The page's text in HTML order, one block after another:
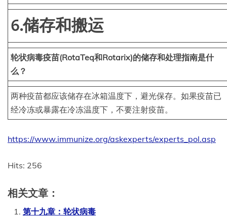
6.储存和搬运
轮状病毒疫苗(RotaTeq和Rotarix)的储存和处理指南是什
么？
两种疫苗都应该储存在冰箱温度下，避光保存。如果疫苗已
经冷冻或暴露在冷冻温度下，不要注射疫苗。
https://www.immunize.org/askexperts/experts_pol.asp
Hits: 256
相关文章：
第十九章：轮状病毒